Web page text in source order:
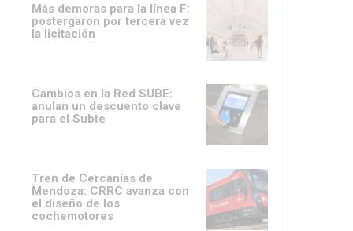
Más demoras para la línea F:
postergaron por tercera vez
la licitación
Cambios en la Red SUBE:
anulan un descuento clave
para el Subte
Tren de Cercanías de
Mendoza: CRRC avanza con
el diseño de los
cochemotores